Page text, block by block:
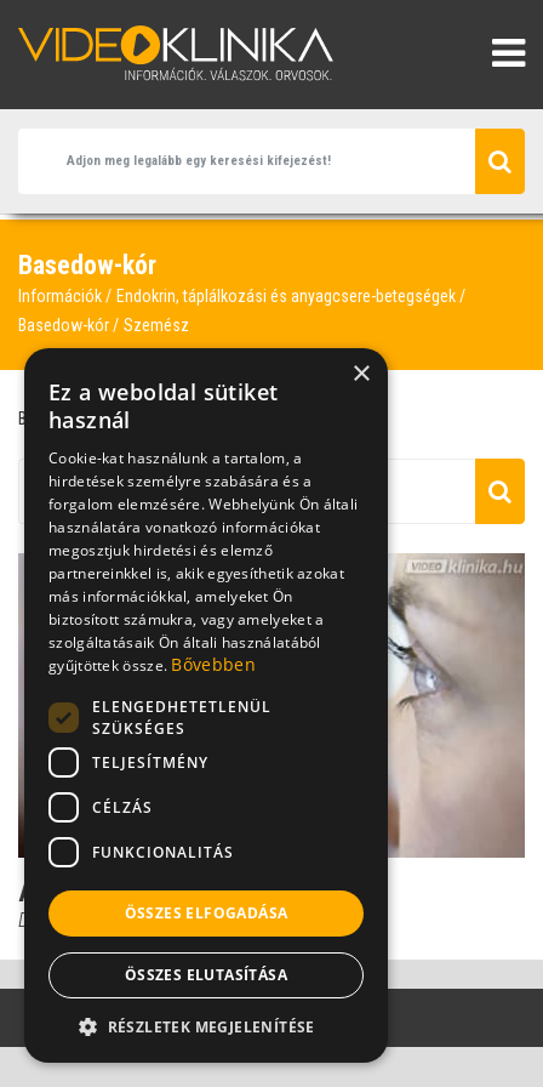
Basedow-kór
Információk
Endokrin, táplálkozási és anyagcsere-betegségek
Basedow-kór
Szemész
Basedow-kór
A dülledt szem szövődményei
Dr. Őri Zsolt
×
Ez a weboldal sütiket
használ
Cookie-kat használunk a tartalom, a
hirdetések személyre szabására és a
forgalom elemzésére. Webhelyünk Ön általi
használatára vonatkozó információkat
megosztjuk hirdetési és elemző
partnereinkkel is, akik egyesíthetik azokat
más információkkal, amelyeket Ön
biztosított számukra, vagy amelyeket a
szolgáltatásaik Ön általi használatából
gyűjtöttek össze. Bővebben
ELENGEDHETETLENÜL
SZÜKSÉGES
TELJESÍTMÉNY
CÉLZÁS
FUNKCIONALITÁS
ÖSSZES ELFOGADÁSA
ÖSSZES ELUTASÍTÁSA
RÉSZLETEK MEGJELENÍTÉSE